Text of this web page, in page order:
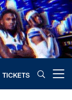
TICKETS